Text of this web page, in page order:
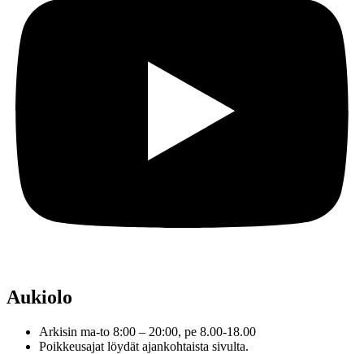
Aukiolo
Arkisin ma-to 8:00 – 20:00, pe 8.00-18.00
Poikkeusajat löydät ajankohtaista sivulta.